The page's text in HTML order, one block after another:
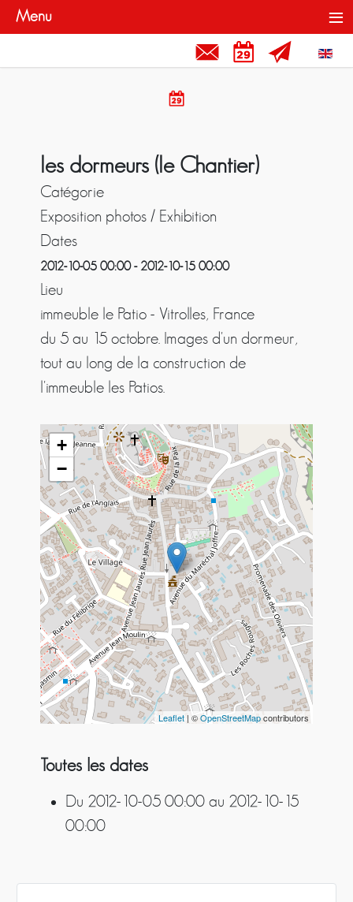
Contact et Liens
Rendez-vous
les dormeurs (le Chantier)
Catégorie
Exposition photos / Exhibition
Dates
2012-10-05 00:00- 2012-10-15 00:00
Lieu
immeuble le Patio - Vitrolles, France
du 5 au 15 octobre. Images d'un dormeur,
tout au long de la construction de
l'immeuble les Patios.
+
−
Leaflet| ©OpenStreetMapcontributors
Toutes les dates
Du 2012-10-05 00:00 au 2012-10-15
00:00
Menu ≡